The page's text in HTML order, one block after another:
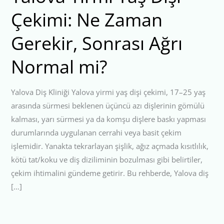
Çekimi: Ne Zaman
Gerekir, Sonrası Ağrı
Normal mi?
Yalova Diş Kliniği Yalova yirmi yaş dişi çekimi, 17–25 yaş
arasında sürmesi beklenen üçüncü azı dişlerinin gömülü
kalması, yarı sürmesi ya da komşu dişlere baskı yapması
durumlarında uygulanan cerrahi veya basit çekim
işlemidir. Yanakta tekrarlayan şişlik, ağız açmada kısıtlılık,
kötü tat/koku ve diş diziliminin bozulması gibi belirtiler,
çekim ihtimalini gündeme getirir. Bu rehberde, Yalova diş
[…]